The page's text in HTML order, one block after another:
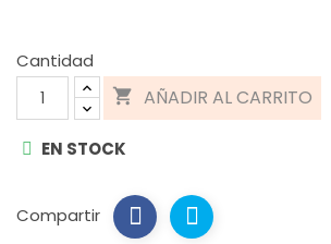
Cantidad
 AÑADIR AL CARRITO
EN STOCK
Compartir